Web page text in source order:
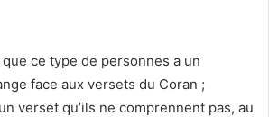
ce type de personnes a un
face aux versets du Coran ;
verset qu’ils ne comprennent pas, au